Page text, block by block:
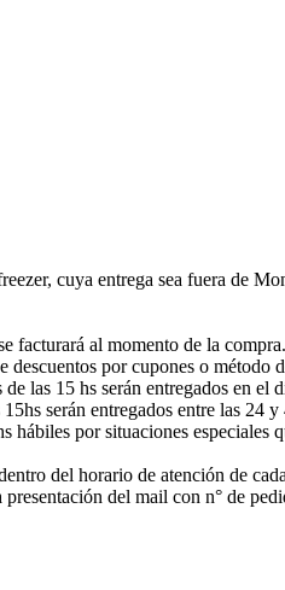
cuya entrega sea fuera de
facturará al momento de la
descuentos por cupones o
las 15 hs serán entregados en el
serán entregados entre las 24
hábiles por situaciones
del horario de atención de
del mail con n° de